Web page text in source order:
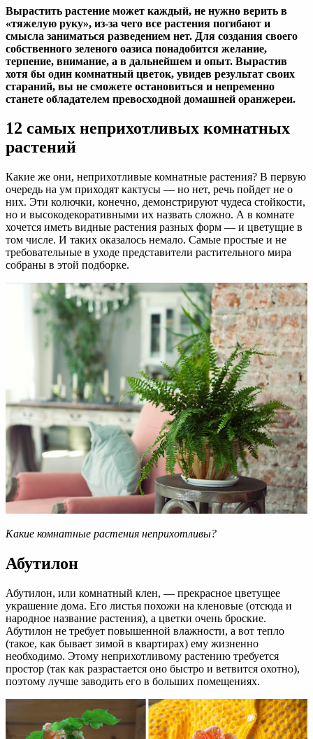
Вырастить растение может каждый, не нужно верить в
«тяжелую руку», из-за чего все растения погибают и
смысла заниматься разведением нет. Для создания своего
собственного зеленого оазиса понадобится желание,
терпение, внимание, а в дальнейшем и опыт. Вырастив
хотя бы один комнатный цветок, увидев результат своих
стараний, вы не сможете остановиться и непременно
станете обладателем превосходной домашней оранжереи.
12 самых неприхотливых комнатных
растений
Какие же они, неприхотливые комнатные растения? В первую
очередь на ум приходят кактусы — но нет, речь пойдет не о
них. Эти колючки, конечно, демонстрируют чудеса стойкости,
но и высокодекоративными их назвать сложно. А в комнате
хочется иметь видные растения разных форм — и цветущие в
том числе. И таких оказалось немало. Самые простые и не
требовательные в уходе представители растительного мира
собраны в этой подборке.
Какие комнатные растения неприхотливы?
Абутилон
Абутилон, или комнатный клен, — прекрасное цветущее
украшение дома. Его листья похожи на кленовые (отсюда и
народное название растения), а цветки очень броские.
Абутилон не требует повышенной влажности, а вот тепло
(такое, как бывает зимой в квартирах) ему жизненно
необходимо. Этому неприхотливому растению требуется
простор (так как разрастается оно быстро и ветвится охотно),
поэтому лучше заводить его в больших помещениях.